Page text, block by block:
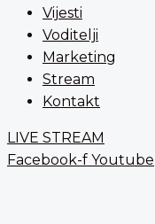
Vijesti
Voditelji
Marketing
Stream
Kontakt
LIVE STREAM
Facebook-f Youtube